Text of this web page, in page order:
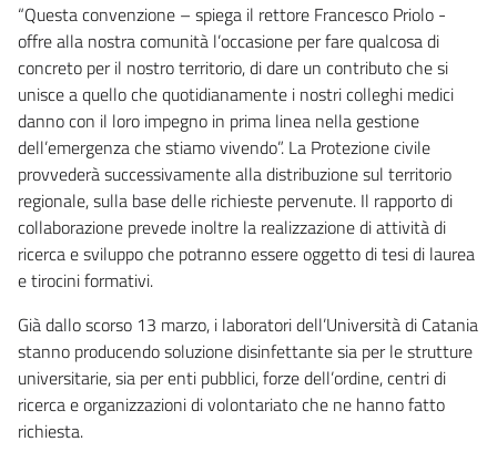
“Questa convenzione – spiega il rettore Francesco Priolo -
offre alla nostra comunità l’occasione per fare qualcosa di
concreto per il nostro territorio, di dare un contributo che si
unisce a quello che quotidianamente i nostri colleghi medici
danno con il loro impegno in prima linea nella gestione
dell’emergenza che stiamo vivendo”. La Protezione civile
provvederà successivamente alla distribuzione sul territorio
regionale, sulla base delle richieste pervenute. Il rapporto di
collaborazione prevede inoltre la realizzazione di attività di
ricerca e sviluppo che potranno essere oggetto di tesi di laurea
e tirocini formativi.
Già dallo scorso 13 marzo, i laboratori dell’Università di Catania
stanno producendo soluzione disinfettante sia per le strutture
universitarie, sia per enti pubblici, forze dell’ordine, centri di
ricerca e organizzazioni di volontariato che ne hanno fatto
richiesta.